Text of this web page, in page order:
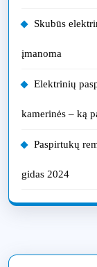
Skubūs
įmanoma
Elektrinių
kamerinės – ką
Paspirtukų
gidas 2024